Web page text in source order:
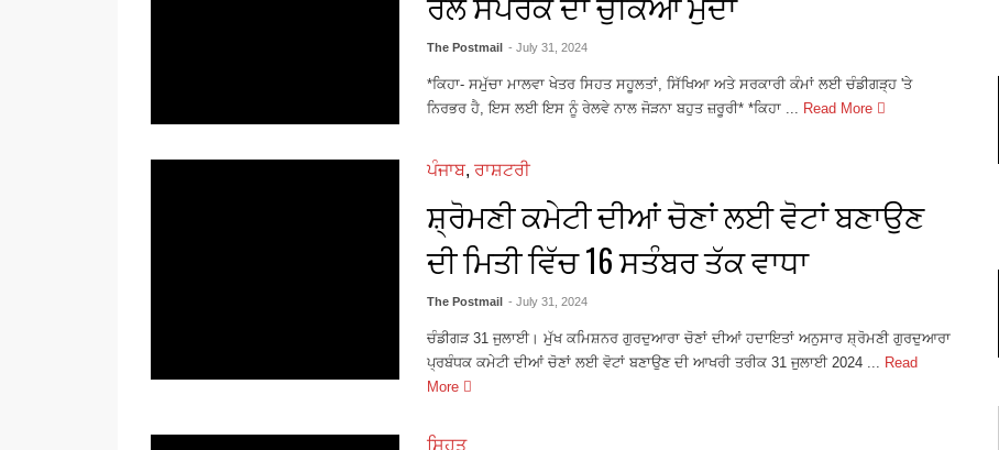
The Postmail - July 31, 2024
*ਕਿਹਾ- ਸਮੁੱਚਾ ਮਾਲਵਾ ਖੇਤਰ ਸਿਹਤ ਸਹੂਲਤਾਂ, ਸਿੱਖਿਆ ਅਤੇ ਸਰਕਾਰੀ ਕੰਮਾਂ ਲਈ ਚੰਡੀਗੜ੍ਹ 'ਤੇ
ਨਿਰਭਰ ਹੈ, ਇਸ ਲਈ ਇਸ ਨੂੰ ਰੇਲਵੇ ਨਾਲ ਜੋੜਨਾ ਬਹੁਤ ਜ਼ਰੂਰੀ* *ਕਿਹਾ ...
Read More
ਪੰਜਾਬ,ਰਾਸ਼ਟਰੀ
ਸ਼੍ਰੋਮਣੀ ਕਮੇਟੀ ਦੀਆਂ ਚੋਣਾਂ ਲਈ ਵੋਟਾਂ ਬਣਾਉਣ
ਦੀ ਮਿਤੀ ਵਿੱਚ 16 ਸਤੰਬਰ ਤੱਕ ਵਾਧਾ
The Postmail - July 31, 2024
ਚੰਡੀਗੜ 31 ਜੁਲਾਈ। ਮੁੱਖ ਕਮਿਸ਼ਨਰ ਗੁਰਦੁਆਰਾ ਚੋਣਾਂ ਦੀਆਂ ਹਦਾਇਤਾਂ ਅਨੁਸਾਰ ਸ਼੍ਰੋਮਣੀ ਗੁਰਦੁਆਰਾ
ਪ੍ਰਬੰਧਕ ਕਮੇਟੀ ਦੀਆਂ ਚੋਣਾਂ ਲਈ ਵੋਟਾਂ ਬਣਾਉਣ ਦੀ ਆਖਰੀ ਤਰੀਕ 31 ਜੁਲਾਈ 2024 ... Read
More
ਸਿਹਤ